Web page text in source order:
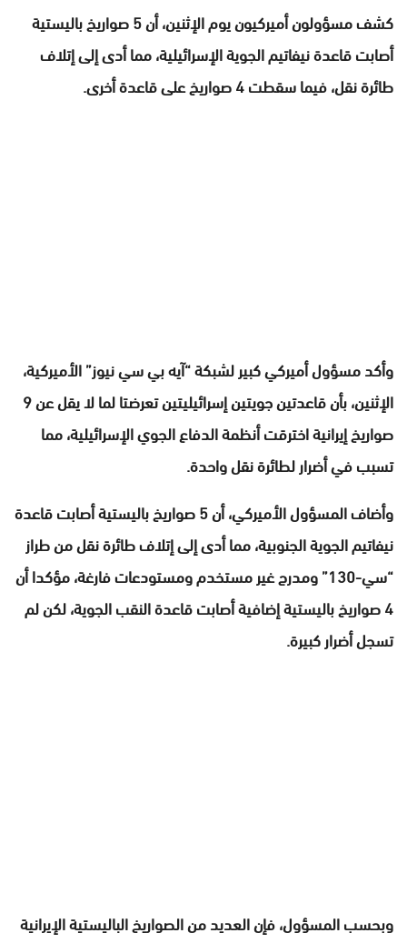
كشف مسؤولون أميركيون يوم الإثنين، أن 5 صواريخ باليستية
أصابت قاعدة نيفاتيم الجوية الإسرائيلية، مما أدى إلى إتلاف
طائرة نقل، فيما سقطت 4 صواريخ على قاعدة أخرى.
وأكد مسؤول أميركي كبير لشبكة “آيه بي سي نيوز” الأميركية،
الإثنين، بأن قاعدتين جويتين إسرائيليتين تعرضتا لما لا يقل عن 9
صواريخ إيرانية اخترقت أنظمة الدفاع الجوي الإسرائيلية، مما
تسبب في أضرار لطائرة نقل واحدة.
وأضاف المسؤول الأميركي، أن 5 صواريخ باليستية أصابت قاعدة
نيفاتيم الجوية الجنوبية، مما أدى إلى إتلاف طائرة نقل من طراز
“سي-130” ومدرج غير مستخدم ومستودعات فارغة، مؤكدا أن
4 صواريخ باليستية إضافية أصابت قاعدة النقب الجوية، لكن لم
تسجل أضرار كبيرة.
وبحسب المسؤول، فإن العديد من الصواريخ الباليستية الإيرانية